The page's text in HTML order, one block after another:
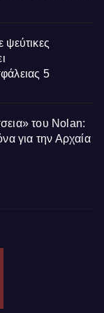
5
του Nolan:
για την Αρχαία